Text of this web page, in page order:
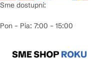
Sme dostupní:
Pon – Pia: 7:00 – 15:00